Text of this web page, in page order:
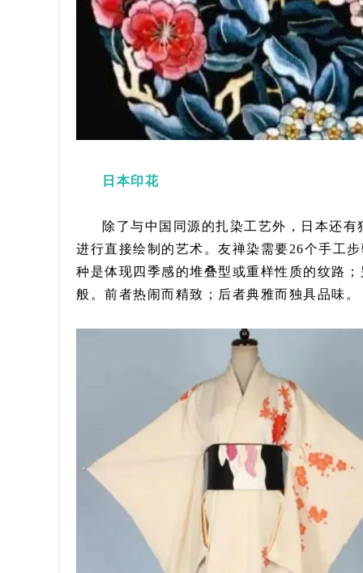
日本印花
除了与中国同源的扎染工艺外，日本还
进行直接绘制的艺术。友禅染需要26个手工
种是体现四季感的堆叠型或重样性质的纹路
般。前者热闹而精致；后者典雅而独具品味。